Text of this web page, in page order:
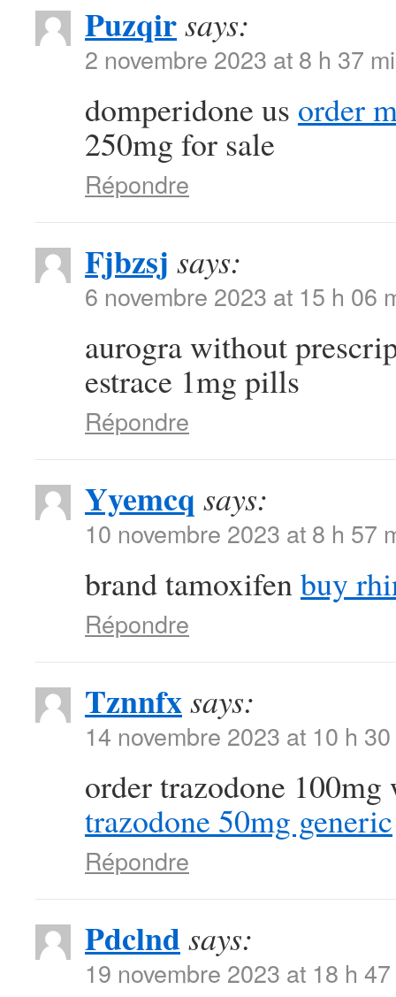
Puzqirsays:
2 novembre 2023 at 8 h 37
domperidone us order
250mg for sale
Répondre
Fjbzsj says:
6 novembre 2023 at 15 h 06
aurogra without
estrace 1mg pills
Répondre
Yyemcq says:
10 novembre 2023 at 8 h 57
brand tamoxifenbuy
Répondre
Tznnfxsays:
14 novembre 2023 at 10 h
order trazodone
trazodone 50mg generic
Répondre
Pdclndsays:
19 novembre 2023 at 18 h